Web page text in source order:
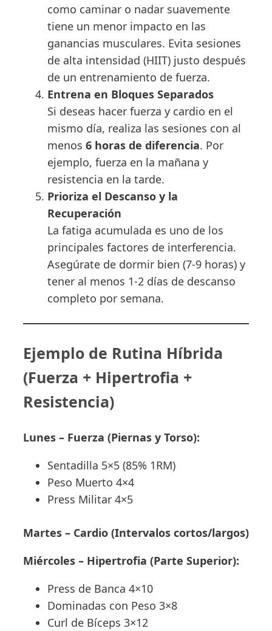
como caminar o nadar suavemente
tiene un menor impacto en las
ganancias musculares. Evita sesiones
de alta intensidad (HIIT) justo después
de un entrenamiento de fuerza.
Entrena en Bloques Separados
Si deseas hacer fuerza y cardio en el
mismo día, realiza las sesiones con al
menos 6 horas de diferencia. Por
ejemplo, fuerza en la mañana y
resistencia en la tarde.
Prioriza el Descanso y la
Recuperación
La fatiga acumulada es uno de los
principales factores de interferencia.
Asegúrate de dormir bien (7-9 horas) y
tener al menos 1-2 días de descanso
completo por semana.
Ejemplo de Rutina Híbrida
(Fuerza + Hipertrofia +
Resistencia)
Lunes – Fuerza (Piernas y Torso):
Sentadilla 5×5 (85% 1RM)
Peso Muerto 4×4
Press Militar 4×5
Martes – Cardio (Intervalos cortos/largos)
Miércoles – Hipertrofia (Parte Superior):
Press de Banca 4×10
Dominadas con Peso 3×8
Curl de Bíceps 3×12